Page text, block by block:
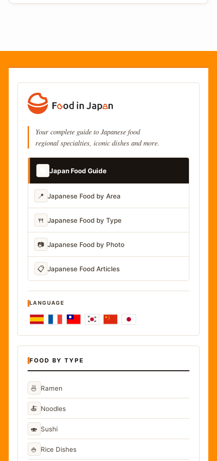
Your complete guide to Japanese food
regional specialties, iconic dishes and more.
Japan Food Guide
📍 Japanese Food by Area
🍴 Japanese Food by Type
📷 Japanese Food by Photo
📋 Japanese Food Articles
LANGUAGE
FOOD BY TYPE
🍜 Ramen
🍝 Noodles
🍣 Sushi
🍚 Rice Dishes